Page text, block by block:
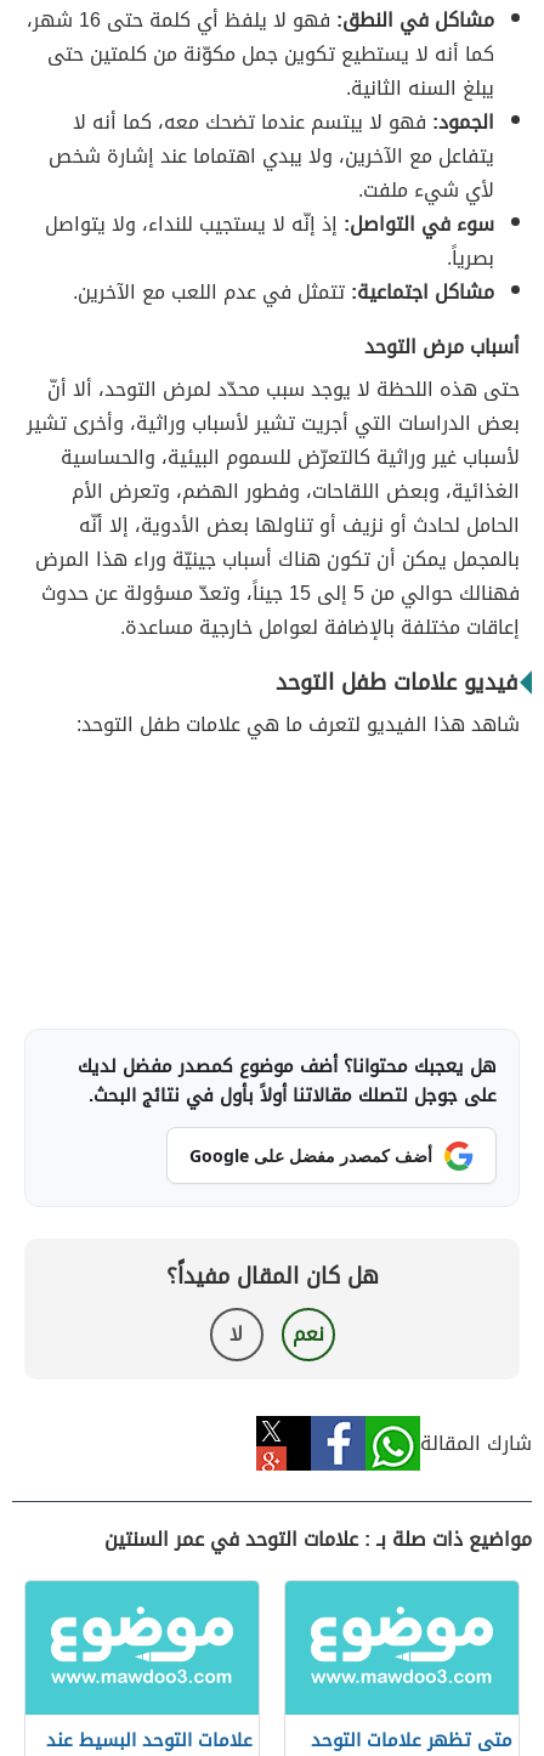
مشاكل في النطق:
فهو لا يلفظ أي كلمة حتى 16 شهر،
كما أنه لا يستطيع تكوين جمل مكوّنة من كلمتين حتى
يبلغ السنه الثانية.
الجمود: فهو لا يبتسم عندما تضحك معه، كما أنه لا
يتفاعل مع الآخرين، ولا يبدي اهتماما عند إشارة شخص
لأي شيء ملفت.
سوء في التواصل: إذ إنّه لا يستجيب للنداء، ولا يتواصل
بصرياً.
مشاكل اجتماعية:تتمثل في عدم اللعب مع الآخرين.
أسباب مرض التوحد
حتى هذه اللحظة لا يوجد سبب محدّد لمرض التوحد، ألا أنّ
بعض الدراسات التي أجريت تشير لأسباب وراثية، وأخرى تشير
لأسباب غير وراثية كالتعرّض للسموم البيئية، والحساسية
الغذائية، وبعض اللقاحات، وفطور الهضم، وتعرض الأم
الحامل لحادث أو نزيف أو تناولها بعض الأدوية، إلا أنّه
بالمجمل يمكن أن تكون هناك أسباب جينيّة وراء هذا المرض
فهنالك حوالي من 5 إلى 15 جيناً، وتعدّ مسؤولة عن حدوث
إعاقات مختلفة بالإضافة لعوامل خارجية مساعدة.
فيديو علامات طفل التوحد
شاهد هذا الفيديو لتعرف ما هي علامات طفل التوحد:
هل يعجبك محتوانا؟ أضف موضوع كمصدر مفضل لديك
على جوجل لتصلك مقالاتنا أولاً بأول في نتائج البحث.
أضف كمصدر مفضل على Google
هل كان المقال مفيداً؟
نعم لا
شارك المقالة
مواضيع ذات صلة بـ : علامات التوحد في عمر السنتين
متى تظهر علامات التوحد علامات التوحد البسيط عند